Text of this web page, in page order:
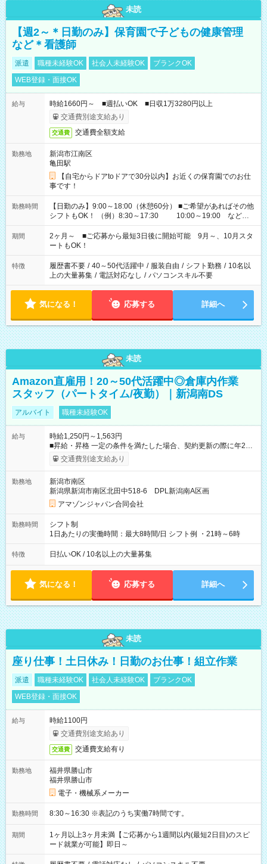
未読
【週2～＊日勤のみ】保育園で子どもの健康管理
など＊看護師
派遣 職種未経験OK 社会人未経験OK
ブランクOK
WEB登録・面接OK
給与
時給1660円～ ■週払いOK ■日収1万3280円以上
交通費別途支給あり
交通費 交通費全額支給
勤務地
新潟市江南区
亀田駅
【自宅からドアtoドアで30分以内】お近くの保育園でのお仕
事です！
勤務時間
【日勤のみ】9:00～18:00（休憩60分） ■ご希望があればその他
シフトもOK！ （例）8:30～17:30 10:00～19:00 など
「家族とお休みを合わせたい」 「余裕を持って夕飯の準備がし
たい」 「できれば残業はしたくない」 など、ご希望があれば教
えてくださいね。 ※Wワーク希望の方へ 今ご覧のお仕事で希望
する勤務時間と、もう1つのお仕事の勤務時間。 合計で週40時
間を超える場合は応募できません
期間
2ヶ月～ ■ご応募から最短3日後に開始可能 9月～、10月スタ
ートもOK！
特徴 履歴書不要 / 40～50代活躍中 / 服装自由 / シフト勤務 / 10名以
上の大量募集 / 電話対応なし / パソコンスキル不要
気になる！ 応募する 詳細へ
未読
Amazon直雇用！20～50代活躍中◎倉庫内作業
スタッフ（パートタイム/夜勤）｜新潟南DS
アルバイト 職種未経験OK
給与
時給1,250円～1,563円
■昇給・昇格 一定の条件を満たした場合、契約更新の際に年2回
まで昇給の機会があります。 ■正社員登用制度あり ※月末締/翌
月25日支払い ※時間外手当、別途支給 ※深夜割増賃金 (22:00～
☆Amazon直雇用で安定して働けます！ 【試用期間】試用期間
あり 試用期間の長さ：1週間 雇用形態、給与は本採用時と同じ
です。
交通費別途支給あり
勤務地
新潟市南区
新潟県新潟市南区北田中518-6 DPL新潟南A区画
アマゾンジャパン合同会社
勤務時間
シフト制
1日あたりの実働時間：最大8時間/日 シフト例 ・21時～6時
特徴 日払いOK / 10名以上の大量募集
気になる！ 応募する 詳細へ
未読
座り仕事！土日休み！日勤のお仕事！組立作業
派遣 職種未経験OK 社会人未経験OK
ブランクOK
WEB登録・面接OK
給与
時給1100円
交通費別途支給あり
交通費 交通費支給有り
勤務地
福井県勝山市
福井県勝山市
電子・機械系メーカー
勤務時間 8:30～16:30 ※表記のうち実働7時間です。
期間
1ヶ月以上3ヶ月未満【ご応募から1週間以内(最短2日目)のスピ
ード就業が可能】即日～